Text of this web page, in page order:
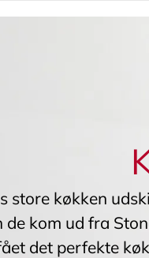
store køkken
de kom ud fra
det perfekte